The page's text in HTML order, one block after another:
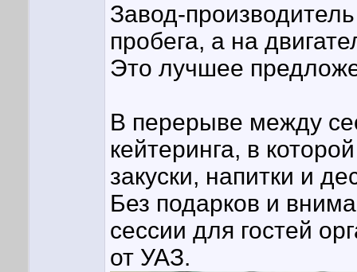
Завод-
пробега, а на
Это лучшее
В перерыве между
кейтеринга, в
закуски, напитки и
Без подарков и
сессии для гостей
от УАЗ.